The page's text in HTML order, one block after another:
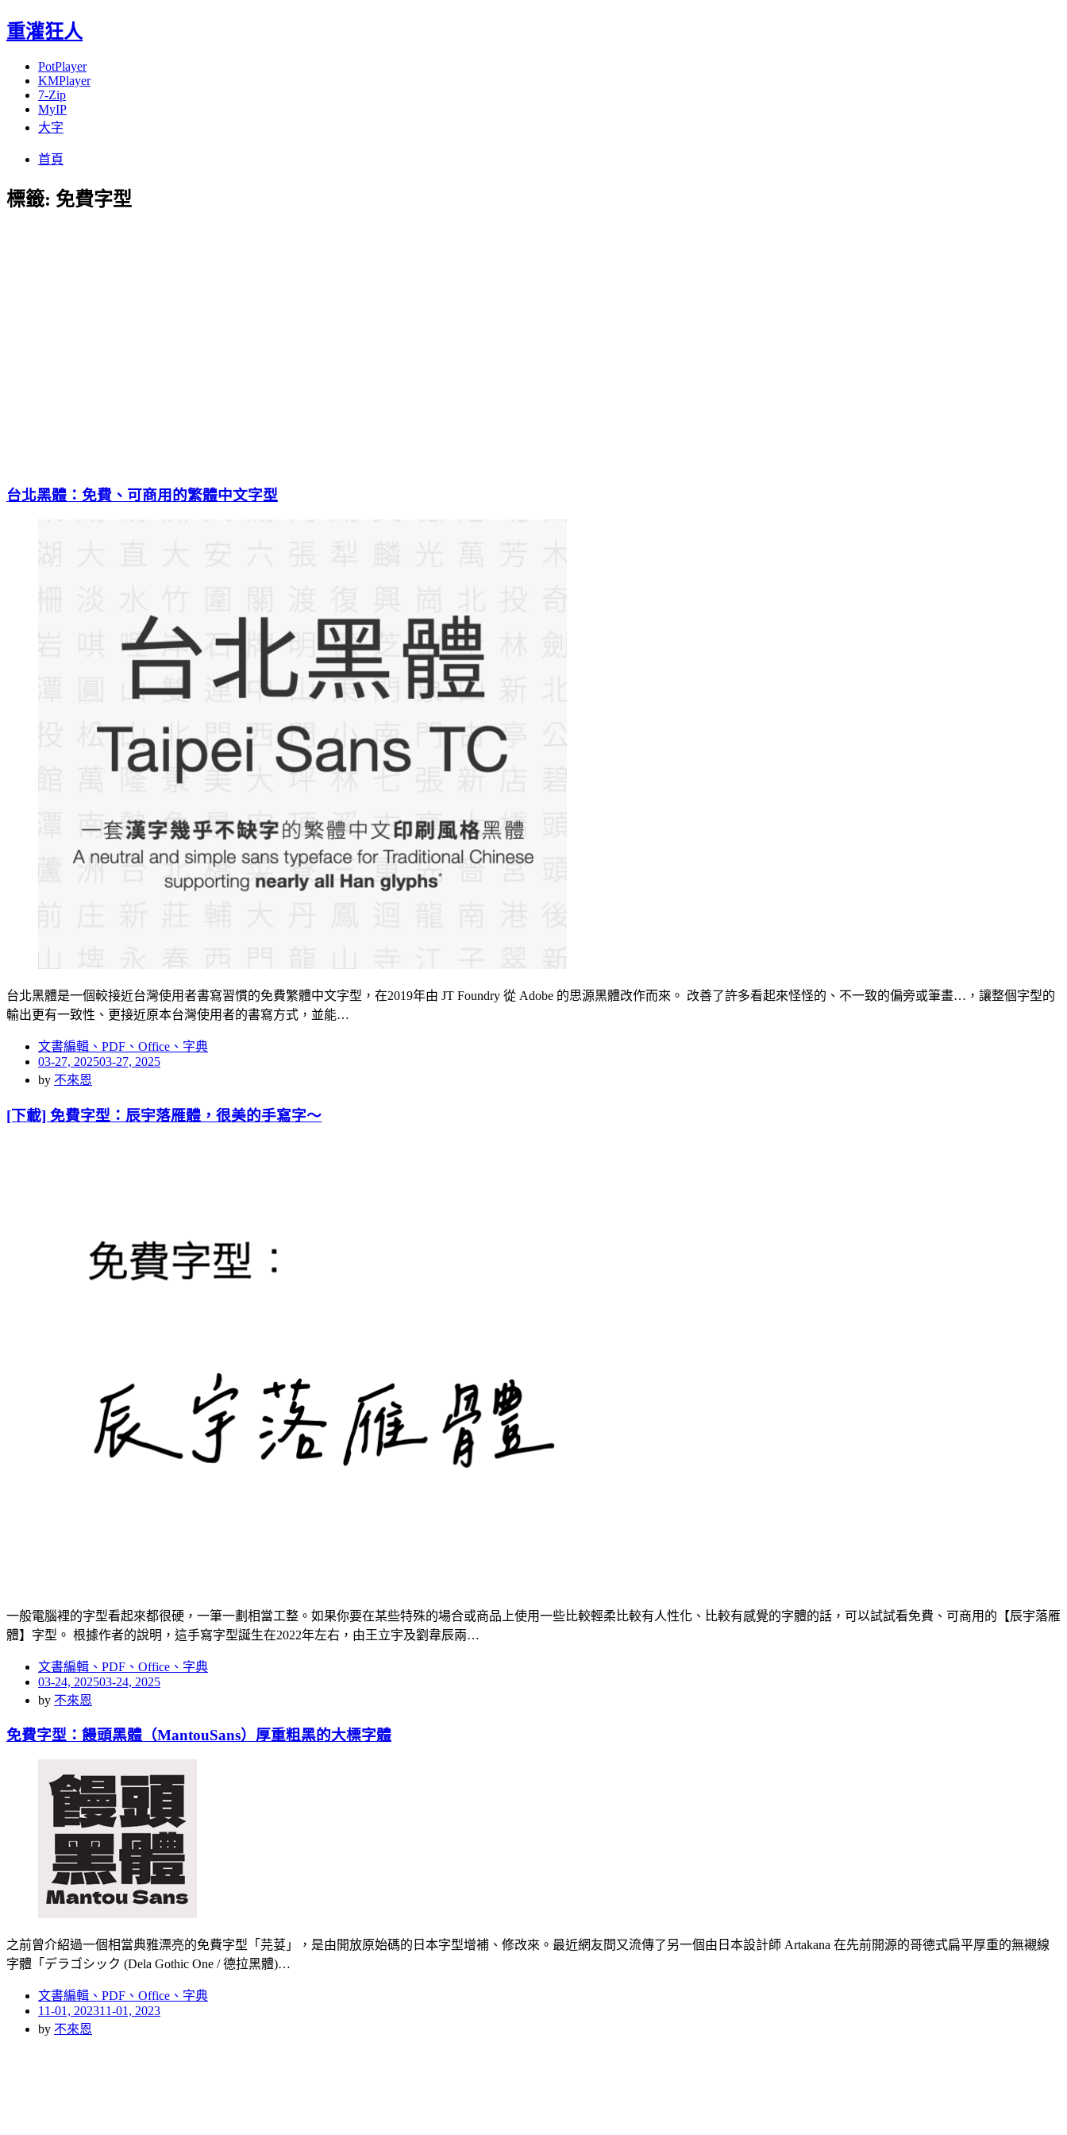
重灌狂人
PotPlayer
KMPlayer
7-Zip
MyIP
大字
首頁
標籤: 免費字型
台北黑體：免費、可商用的繁體中文字型
台北黑體是一個較接近台灣使用者書寫習慣的免費繁體中文字型，在2019年由 JT Foundry 從 Adobe 的思源黑體改作而來。 改善了許多看起來怪怪的、不一致的偏旁或筆畫…，讓整個字型的
輸出更有一致性、更接近原本台灣使用者的書寫方式，並能…
文書編輯、PDF、Office、字典
Posted
on
03-27, 202503-27, 2025
by 不來恩
[下載] 免費字型：辰宇落雁體，很美的手寫字～
一般電腦裡的字型看起來都很硬，一筆一劃相當工整。如果你要在某些特殊的場合或商品上使用一些比較輕柔比較有人性化、比較有感覺的字體的話，可以試試看免費、可商用的【辰宇落雁
體】字型。 根據作者的說明，這手寫字型誕生在2022年左右，由王立宇及劉韋辰兩…
文書編輯、PDF、Office、字典
Posted
on
03-24, 202503-24, 2025
by 不來恩
免費字型：饅頭黑體（MantouSans）厚重粗黑的大標字體
之前曾介紹過一個相當典雅漂亮的免費字型「芫荽」，是由開放原始碼的日本字型增補、修改來。最近網友間又流傳了另一個由日本設計師 Artakana 在先前開源的哥德式扁平厚重的無襯線
字體「デラゴシック (Dela Gothic One / 德拉黑體)…
文書編輯、PDF、Office、字典
Posted
on
11-01, 202311-01, 2023
by 不來恩